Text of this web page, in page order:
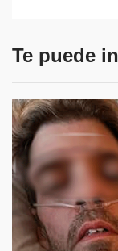
Te puede